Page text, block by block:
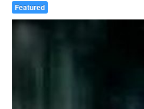
Featured